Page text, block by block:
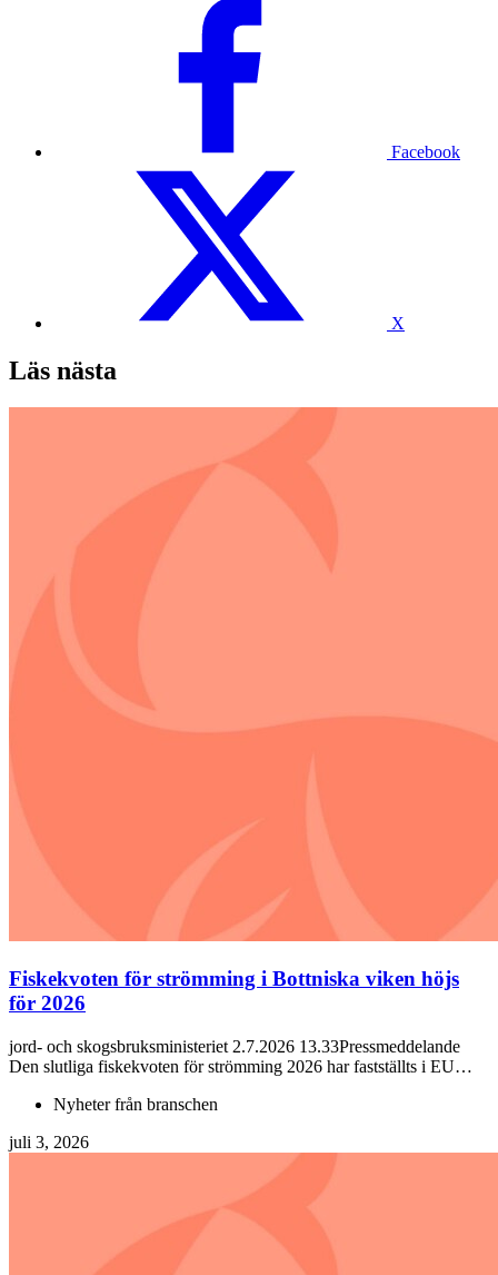
Facebook
X
Läs nästa
Fiskekvoten för strömming i Bottniska viken höjs
för 2026
jord- och skogsbruksministeriet 2.7.2026 13.33Pressmeddelande
Den slutliga fiskekvoten för strömming 2026 har fastställts i EU…
Nyheter från branschen
juli 3, 2026